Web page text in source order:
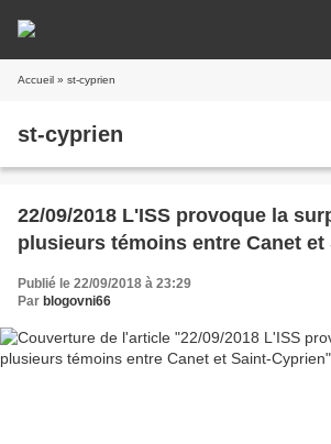
Accueil » st-cyprien
st-cyprien
22/09/2018 L'ISS provoque la
plusieurs témoins entre Canet et
Publié le 22/09/2018 à 23:29
Par blogovni66